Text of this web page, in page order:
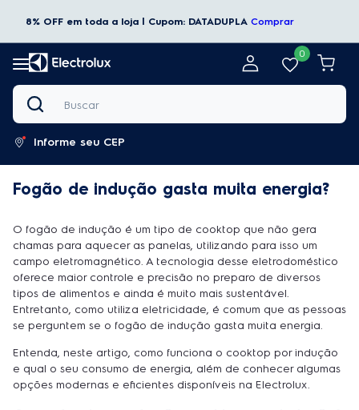
8% OFF em toda a loja | Cupom: DATADUPLA Comprar
0
Buscar
Informe seu CEP
Fogão de indução gasta muita energia?
O fogão de indução é um tipo de cooktop que não gera
chamas para aquecer as panelas, utilizando para isso um
campo eletromagnético. A tecnologia desse eletrodoméstico
oferece maior controle e precisão no preparo de diversos
tipos de alimentos e ainda é muito mais sustentável.
Entretanto, como utiliza eletricidade, é comum que as pessoas
se perguntem se o fogão de indução gasta muita energia.
Entenda, neste artigo, como funciona o cooktop por indução
e qual o seu consumo de energia, além de conhecer algumas
opções modernas e eficientes disponíveis na Electrolux.